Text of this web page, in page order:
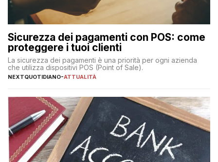
Sicurezza dei pagamenti con POS: come
proteggere i tuoi clienti
La sicurezza dei pagamenti è una priorità per ogni azienda
che utilizza dispositivi POS (Point of Sale).
NEXTQUOTIDIANO-ATTUALITÀ